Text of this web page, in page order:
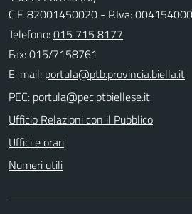
C.F. 82001450020 - P.Iva:
Telefono:015 715 8177
Fax: 015/7158761
E-mail:
PEC:
Ufficio Relazioni con il Pubblico
Uffici e orari
Numeri utili